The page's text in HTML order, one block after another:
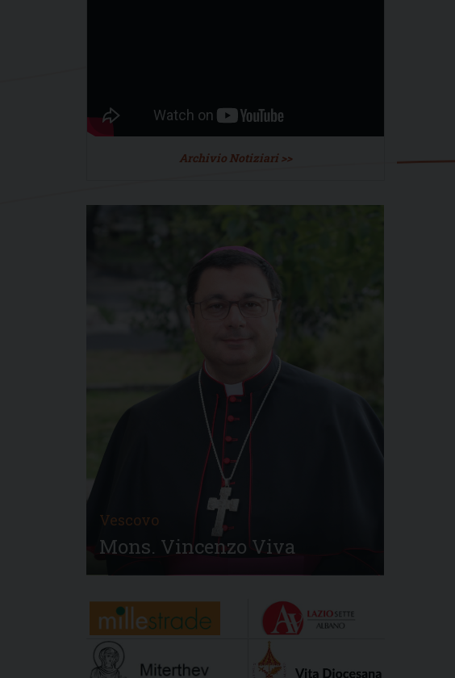
Archivio Notiziari >>
Vescovo
Mons. Vincenzo Viva